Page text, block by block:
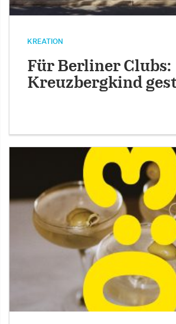
KREATION
Für Berliner Clubs:
Kreuzbergkind